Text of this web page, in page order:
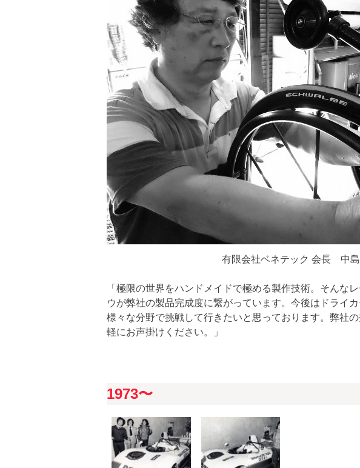
有限会社ベネテック 会長 中
「極限の世界をハンドメイドで極める製作技術。そんな
ウが弊社の製品完成度に繋がっています。今後はドライ
様々な分野で挑戦して行きたいと思っております。弊社
軽にお声掛けください。」
1973〜